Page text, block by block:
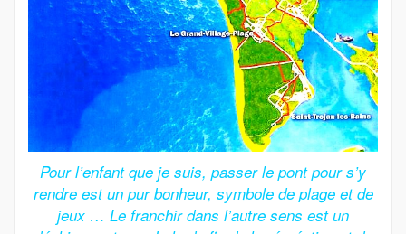
Pour l’enfant que je suis, passer le pont pour s’y
rendre est un pur bonheur, symbole de plage et de
jeux … Le franchir dans l’autre sens est un